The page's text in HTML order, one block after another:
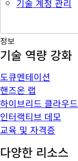
기술 계정 관리
정보
기술 역량 강화
도큐멘테이션
핸즈온 랩
하이브리드 클라우
인터랙티브 데모
교육 및 자격증
다양한 리소스